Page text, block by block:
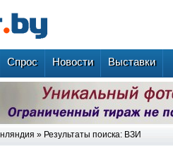
Спрос Новости Выставки
» Результаты поиска: ВЗИ